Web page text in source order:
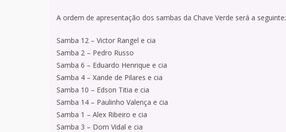
A ordem de apresentação dos sambas da Chave Verde será a seguinte:
Samba 12 – Victor Rangel e cia
Samba 2 – Pedro Russo
Samba 6 – Eduardo Henrique e cia
Samba 4 – Xande de Pilares e cia
Samba 10 – Edson Titia e cia
Samba 14 – Paulinho Valença e cia
Samba 1 – Alex Ribeiro e cia
Samba 3 – Dom Vidal e cia